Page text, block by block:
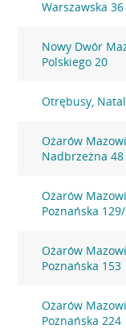
Warszawska 36
Nowy Dwór
Polskiego 20
Otrębusy,
Ożarów
Nadbrzeżna 48
Ożarów
Poznańska
Ożarów
Poznańska 153
Ożarów
Poznańska 224